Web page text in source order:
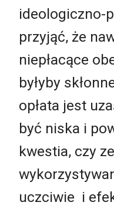
ideologiczno-
przyjąć, że
niepłacące
byłyby
opłata jest
być niska i
kwestia, czy
uczciwie i